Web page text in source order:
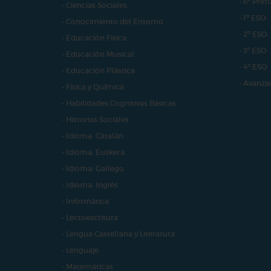
- Ciencias Sociales
- Conocimiento del Entorno
- Educación Física
- Educación Musical
- Educación Plástica
- Física y Química
- Habilidades Cognitivas Básicas
- Historias Sociales
- Idioma: Catalán
- Idioma: Euskera
- Idioma: Gallego
- Idioma: Inglés
- Informática
- Lectoescritura
- Lengua Castellana y Literatura
- Lenguaje
- Matemáticas
- 1º ESO
- 2º ESO
- 3º ESO
- 4º ESO
-